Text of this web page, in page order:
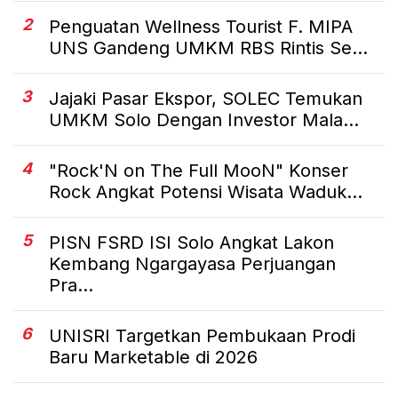
2
Penguatan Wellness Tourist F. MIPA
UNS Gandeng UMKM RBS Rintis Se...
3
Jajaki Pasar Ekspor, SOLEC Temukan
UMKM Solo Dengan Investor Mala...
4
"Rock'N on The Full MooN" Konser
Rock Angkat Potensi Wisata Waduk...
5
PISN FSRD ISI Solo Angkat Lakon
Kembang Ngargayasa Perjuangan
Pra...
6
UNISRI Targetkan Pembukaan Prodi
Baru Marketable di 2026